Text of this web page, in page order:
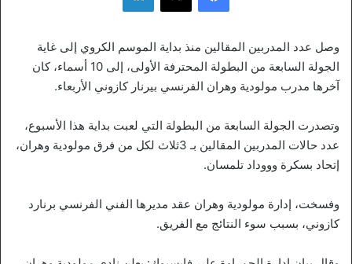
وصل عدد المدربين المقالين منذ بداية الموسم الكروي إلى غاية
الجولة السابعة من البطولة المحترفة الأولى، إلى 10 أسماء، كان
آخرها مدرب مولودية وهران الفرنسي بيرنار كازوني الأربعاء.
وتصدرت الجولة السابعة من البطولة التي لعبت بداية هذا الأسبوع،
عدد حالات المدربين المقالين بـ 3ثلاث لكل من فرق مولودية وهران،
إتحاد بسكرة وووداد تلمسان.
وفسخت، إدارة مولودية وهران عقد مديرها الفني الفرنسي برنارد
كازوني، بسبب سوء النتائج مع الفريق.